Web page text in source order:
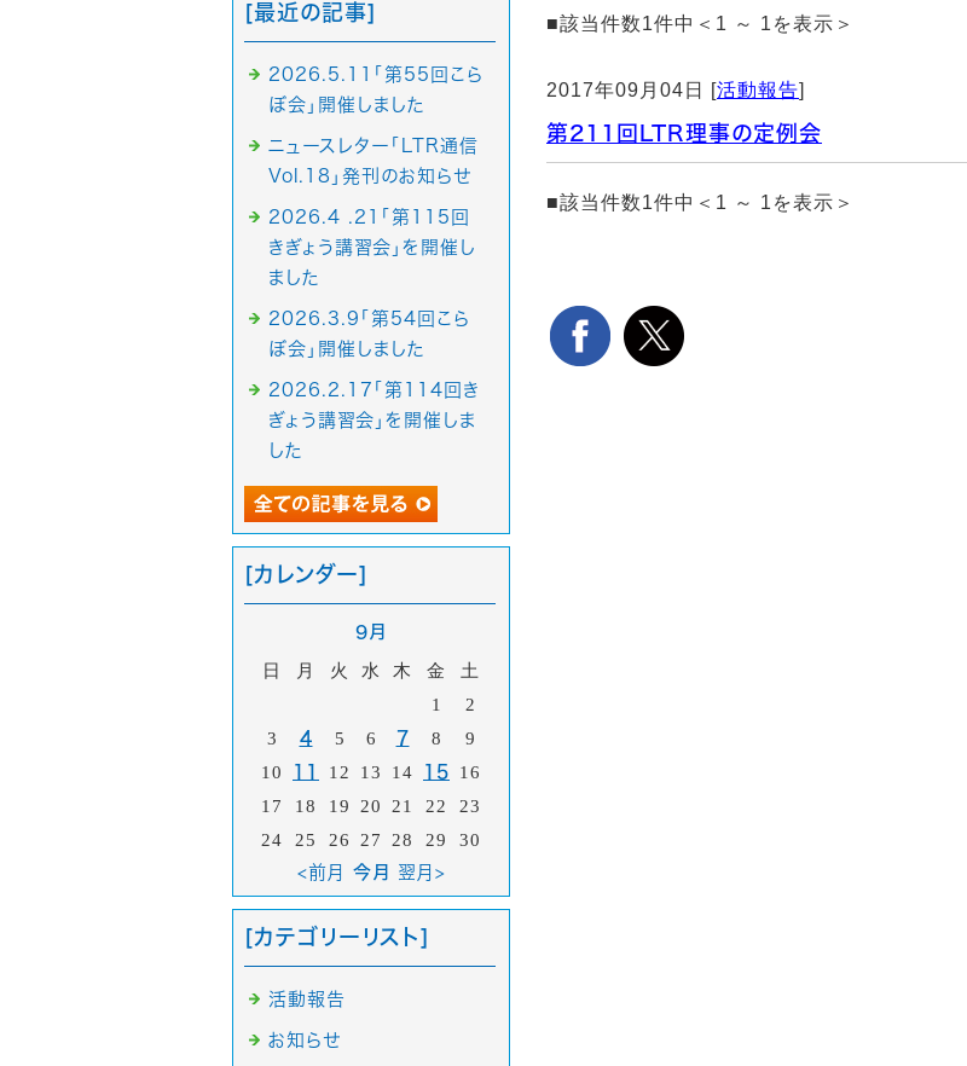
■該当件数1件中＜1 ～ 1を表示＞
2017年09月04日 [活動報告]
第211回LTR理事の定例会
■該当件数1件中＜1 ～ 1を表示＞
[最近の記事]
2026.5.11「第55回こら
ぼ会」開催しました
ニュースレター「LTR通信
Vol.18」発刊のお知らせ
2026.4 .21「第115回
きぎょう講習会」を開催し
ました
2026.3.9「第54回こら
ぼ会」開催しました
2026.2.17「第114回き
ぎょう講習会」を開催しま
した
[カレンダー]
9月
日 月 火 水 木 金
土
1
2
3
4 5 6 7 8
9
10
11 12 13 14 15
16
17
18 19 20 21 22
23
24
25 26 27 28 29 30
<前月 今月 翌月>
[カテゴリーリスト]
活動報告
お知らせ